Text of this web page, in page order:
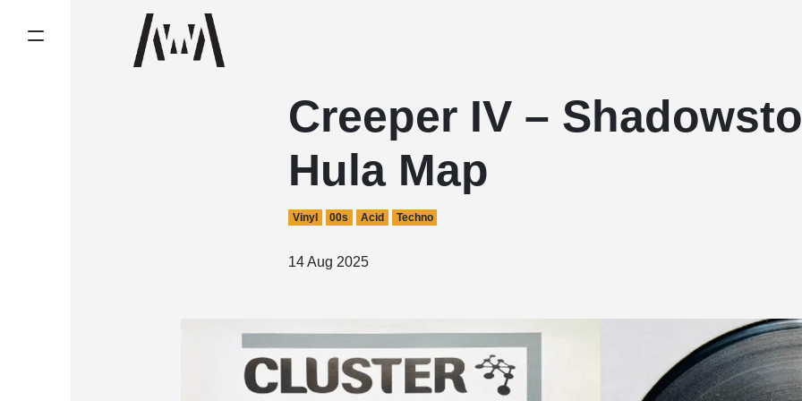
Creeper IV –
Hula Map
Vinyl 00s Acid Techno
14 Aug 2025